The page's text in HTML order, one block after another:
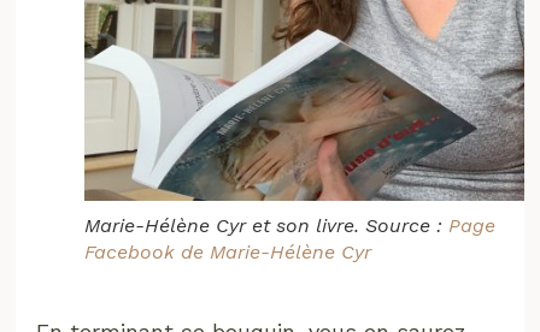
Marie-Hélène Cyr et son livre. Source : Page
Facebook de Marie-Hélène Cyr